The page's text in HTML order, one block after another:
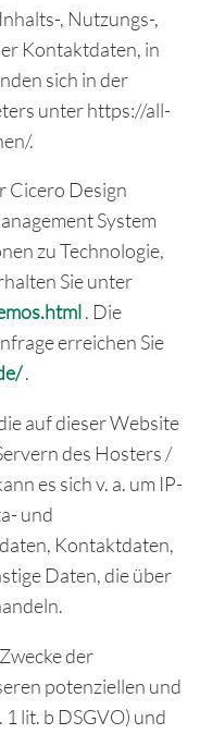
, Nutzungs-,
Kontaktdaten, in
sich in der
unter https://all-
.
Cicero Design
System
zu Technologie,
Sie unter
. Die
erreichen Sie
.
auf dieser Website
des Hosters /
es sich v. a. um IP-
und
Kontaktdaten,
Daten, die über
der
potenziellen und
lit. b DSGVO) und